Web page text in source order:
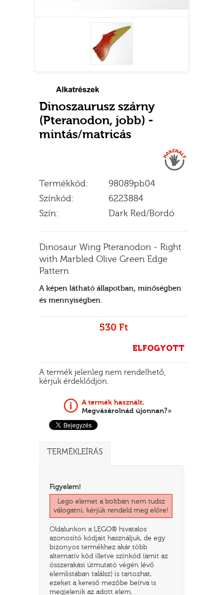
Dinoszaurusz szárny
(Pteranodon, jobb) -
mintás/matricás
Termékkód:
98089pb04
Színkód:
6223884
Szín:
Dark Red/Bordó
Dinosaur Wing Pteranodon - Right
with Marbled Olive Green Edge
Pattern
A képen látható állapotban, minőségben
és mennyiségben.
530 Ft
ELFOGYOTT
A termék jelenleg nem rendelhető,
kérjük érdeklődjön.
A termék használt.
Megvásárolnád újonnan?»
TERMÉKLEÍRÁS
Figyelem!
Lego elemet a boltban nem tudsz
válogatni, kérjük rendeld meg előre!
Oldalunkon a LEGO® hivatalos
azonosító kódjait használjuk, de egy
bizonyos termékhez akár több
alternatív kód illetve színkód (amit az
összerakási útmutató végén lévő
elemlistában találsz) is tartozhat,
ezeket a kereső mezőbe beírva is
megjelenik az adott elem.